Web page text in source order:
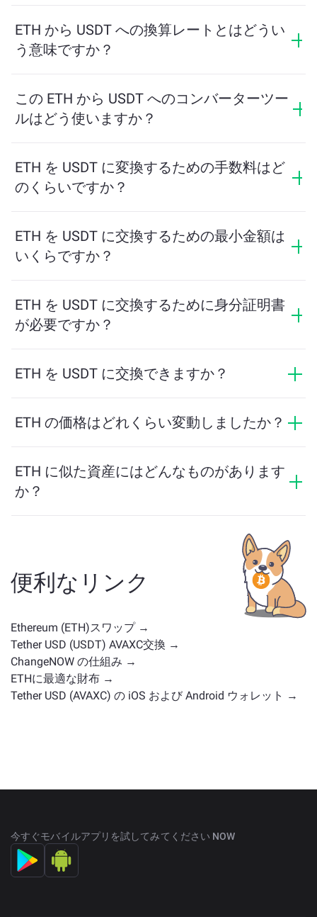
ETH から USDT への換算レートとはどうい
う意味ですか？
を示します。このレートは市場状況、需要と供給、流
動性に応じて変動します。
この ETH から USDT へのコンバーターツー
ルはどう使いますか？
取る予定の USDT の量を計算します。その後、取引を
完了するための手順に従ってください。
ETH を USDT に変換するための手数料はど
のくらいですか？
って異なります。ChangeNOWは隠れた手数料なしで競
争力のあるレートを提供しており、最終金額は取引を
確認する前に表示されます。
ETH を USDT に交換するための最小金額は
いくらですか？
ります。プラットフォームはスムーズな取引を保証す
るために必要な最小額を自動的に計算します。ただ
し、ほとんどの場合、最小金額は2ドル相当です。
ETH を USDT に交換するために身分証明書
が必要ですか？
速で匿名です。ただし、ChangeNOW Proにログインし
ETH を USDT に交換できますか？
逆にも交換できます。さらに、ChangeNOWはマルチチ
ETH の価格はどれくらい変動しましたか？
ETH に似た資産にはどんなものがあります
か？
— ステーブルコイン、ユーティリティトークン、ガバ
ナンスコイン、またはその他のタイプかどうかです。
一般的な代替案には、類似のユースケースや市場の位
置を持つ他の暗号通貨が含まれます。
メイン交換ペー
で利用可能なすべての資産を確認してください。
便利なリンク
Ethereum (ETH)スワップ →
Tether USD (USDT) AVAXC交換 →
ChangeNOW の仕組み →
ETHに最適な財布 →
Tether USD (AVAXC) の iOS および Android ウォレット →
今すぐモバイルアプリを試してみてください NOW